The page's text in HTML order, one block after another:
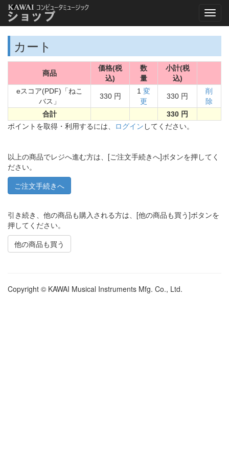
カート
商品
価格(税
込)
数
量
小計(税
込)
eスコア(PDF)「ねこ
バス」
330 円
1 変
更
330 円
削
除
合計
330 円
ポイントを取得・利用するには、 ログイン してください。
以上の商品でレジへ進む方は、[ご注文手続きへ]ボタンを押してく
ださい。
引き続き、他の商品も購入される方は、[他の商品も買う]ボタンを
押してください。
他の商品も買う
Copyright © KAWAI Musical Instruments Mfg. Co., Ltd.